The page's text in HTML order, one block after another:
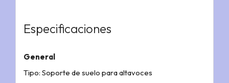
Especificaciones
General
Tipo: Soporte de suelo para altavoces